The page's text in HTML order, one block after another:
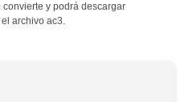
y podrá descargar
archivo ac3.